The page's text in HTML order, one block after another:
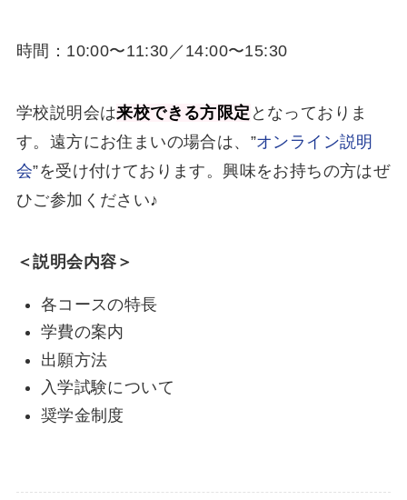
時間：10:00〜11:30／14:00〜15:30
学校説明会は来校できる方限定 となっておりま
す。遠方にお住まいの場合は、”オンライン説明
会”を受け付けております。興味をお持ちの方はぜ
ひご参加ください♪
＜説明会内容＞
各コースの特長
学費の案内
出願方法
入学試験について
奨学金制度